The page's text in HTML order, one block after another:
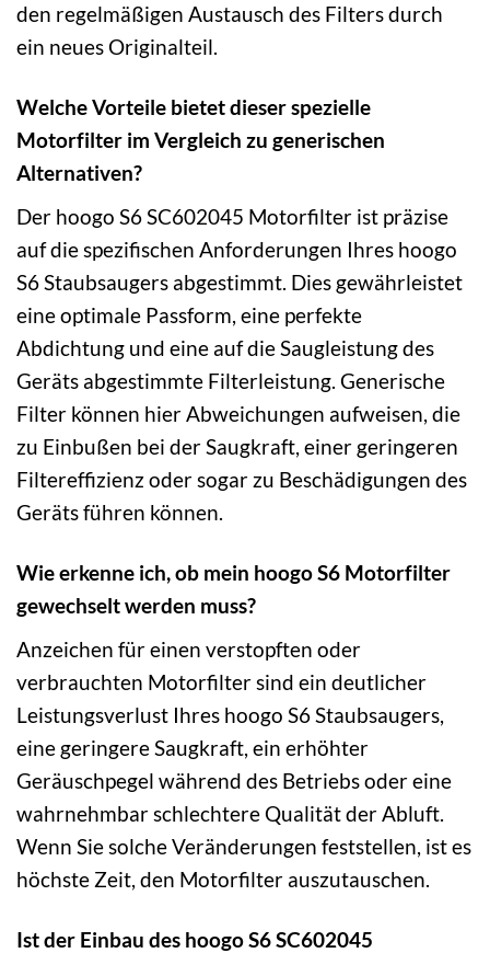
den regelmäßigen Austausch des Filters durch
ein neues Originalteil.
Welche Vorteile bietet dieser spezielle
Motorfilter im Vergleich zu generischen
Alternativen?
Der hoogo S6 SC602045 Motorfilter ist präzise
auf die spezifischen Anforderungen Ihres hoogo
S6 Staubsaugers abgestimmt. Dies gewährleistet
eine optimale Passform, eine perfekte
Abdichtung und eine auf die Saugleistung des
Geräts abgestimmte Filterleistung. Generische
Filter können hier Abweichungen aufweisen, die
zu Einbußen bei der Saugkraft, einer geringeren
Filtereffizienz oder sogar zu Beschädigungen des
Geräts führen können.
Wie erkenne ich, ob mein hoogo S6 Motorfilter
gewechselt werden muss?
Anzeichen für einen verstopften oder
verbrauchten Motorfilter sind ein deutlicher
Leistungsverlust Ihres hoogo S6 Staubsaugers,
eine geringere Saugkraft, ein erhöhter
Geräuschpegel während des Betriebs oder eine
wahrnehmbar schlechtere Qualität der Abluft.
Wenn Sie solche Veränderungen feststellen, ist es
höchste Zeit, den Motorfilter auszutauschen.
Ist der Einbau des hoogo S6 SC602045